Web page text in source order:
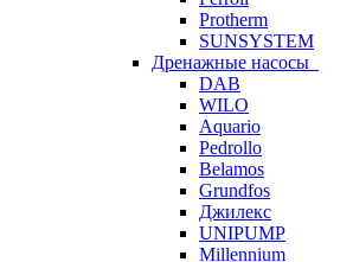
Protherm
SUNSYSTEM
Дренажные насосы
DAB
WILO
Aquario
Pedrollo
Belamos
Grundfos
Джилекс
UNIPUMP
Millennium